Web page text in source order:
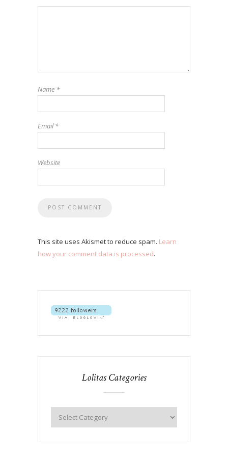
Name *
Email*
Website
This site uses Akismet to reduce spam. Learn
how your comment data is processed.
Lolitas Categories